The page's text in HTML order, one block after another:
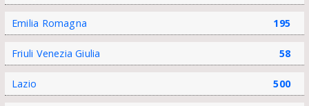
Emilia Romagna 195
Friuli Venezia Giulia 58
Lazio 500